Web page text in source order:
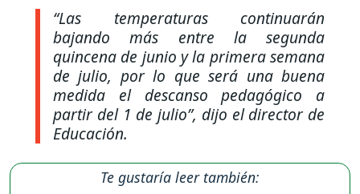
“Las temperaturas continuarán
bajando más entre la segunda
quincena de junio y la primera semana
de julio, por lo que será una buena
medida el descanso pedagógico a
partir del 1 de julio”, dijo el director de
Educación.
Te gustaría leer también: